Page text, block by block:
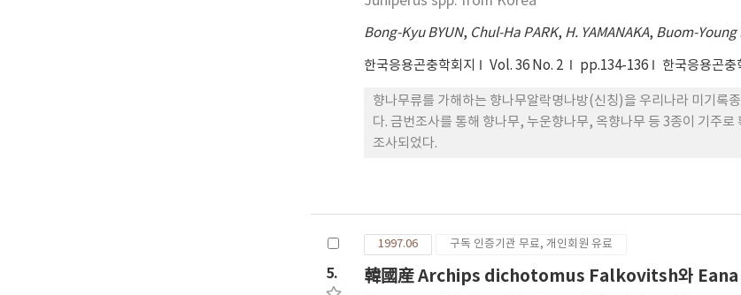
Bong-Kyu BYUN, Chul-Ha PARK, H. YAMANAKA, Buom-Young
한국응용곤충학회지 Vol. 36 No. 2 pp.134-136 한국응용곤충
향나무류를 가해하는 향나무알락명나방(신칭)을 우리나라 미기록
다. 금번조사를 통해 향나무, 누운향나무, 옥향나무 등 3종이 기주
조사되었다.
5.
1997.06 구독 인증기관 무료, 개인회원 유료
韓國産 Archips dichotomus Falkovitsh와 Eana